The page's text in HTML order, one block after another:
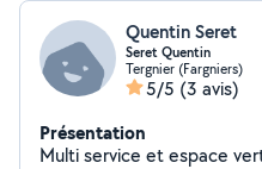
Quentin Seret
Seret Quentin
Tergnier (Fargniers)
5/5 (3 avis)
Présentation
Multi service et espace